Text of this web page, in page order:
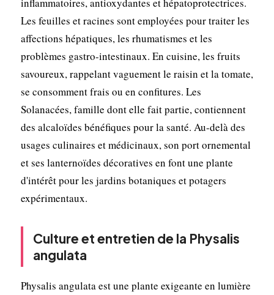
Les feuilles et racines sont employées pour traiter les
affections hépatiques, les rhumatismes et les
problèmes gastro-intestinaux. En cuisine, les fruits
savoureux, rappelant vaguement le raisin et la tomate,
se consomment frais ou en confitures. Les
Solanacées, famille dont elle fait partie, contiennent
des alcaloïdes bénéfiques pour la santé. Au-delà des
usages culinaires et médicinaux, son port ornemental
et ses lanternoïdes décoratives en font une plante
d'intérêt pour les jardins botaniques et potagers
expérimentaux.
Culture et entretien de la Physalis
angulata
Physalis angulata est une plante exigeante en lumière